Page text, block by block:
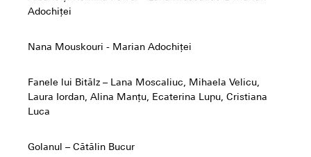
Adochiței
Nana Mouskouri - Marian Adochiței
Fanele lui Bitălz – Lana Moscaliuc, Mihaela Velicu,
Laura Iordan, Alina Manțu, Ecaterina Lupu, Cristiana
Luca
Golanul – Cătălin Bucur